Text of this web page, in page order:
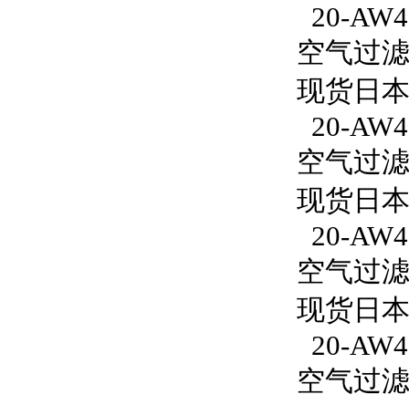
20-
空气过
现货日
20-
空气过
现货日
20-
空气过
现货日
20-
空气过